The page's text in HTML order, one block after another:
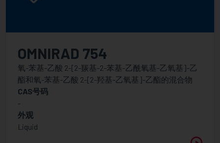
OMNIRAD 754
氧-苯基-乙酸 2-[2-羰基-2-苯基-乙酰氧基-乙氧基]-乙
酯和氧-苯基-乙酸 2-[2-羟基-乙氧基]-乙酯的混合物
CAS号码
-
外观
Liquid